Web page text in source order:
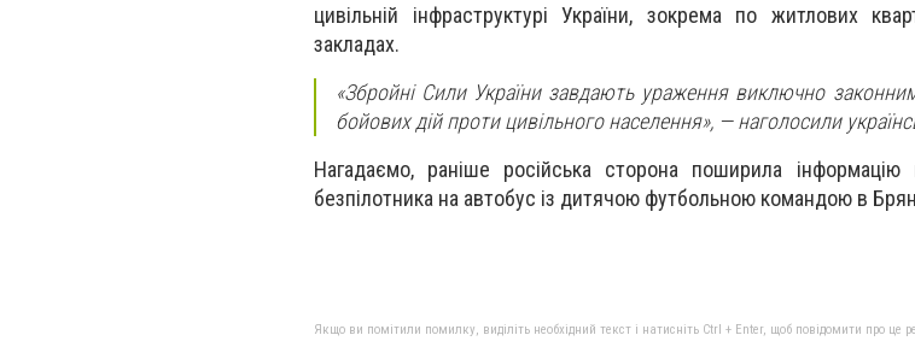
цивільній інфраструктурі України, зокрема по житлових
закладах.
«Збройні Сили України завдають ураження виключно
бойових дій проти цивільного населення», — наголосили
Нагадаємо, раніше російська сторона поширила інформацію
безпілотника на автобус із дитячою футбольною командою в
Якщо ви помітили помилку, виділіть необхідний текст і натисніть Ctrl + Enter, щоб повідомити про це